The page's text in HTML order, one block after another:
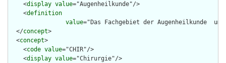
    <
display value="Augenheilkunde"/>
    <
definition
value="Das Fachgebiet der Augenheilkunde
  </
concept>
  <
concept>
    <
code value="CHIR"/>
    <
display value="Chirurgie"/>